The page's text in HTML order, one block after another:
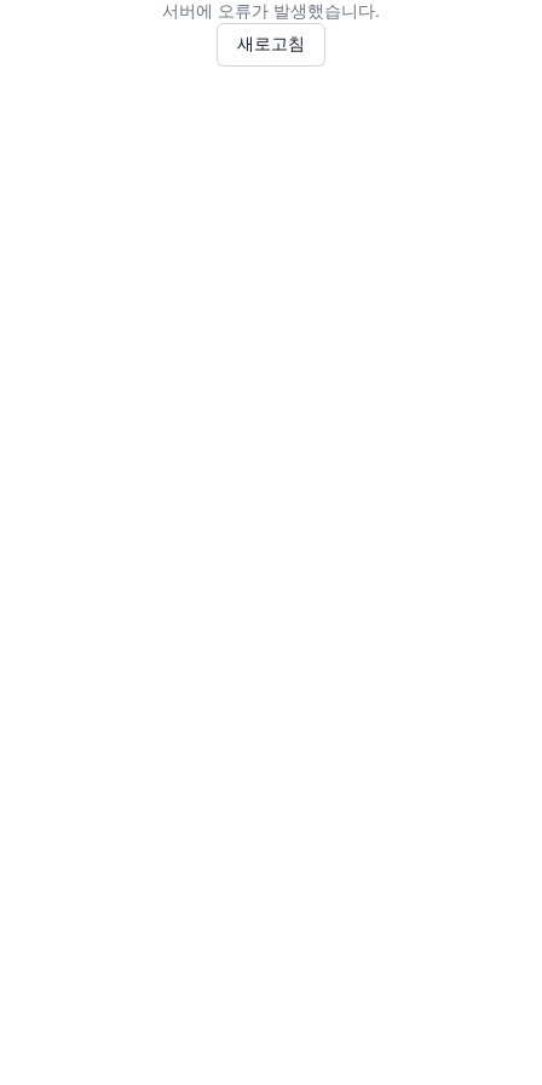
서버에 오류가 발생했습니다.
새로고침